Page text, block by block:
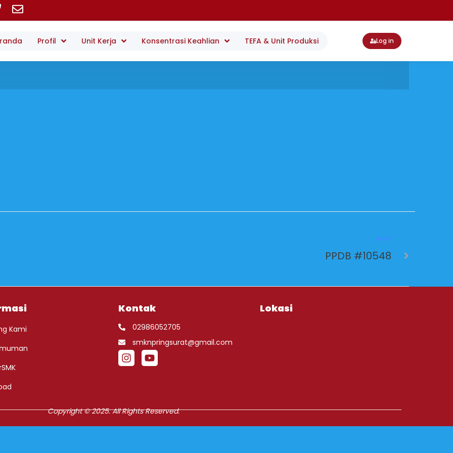
Profil Unit Kerja Konsentrasi Keahlian TEFA & Unit Produksi Log in
PPDB #10548
Kami
Kontak
02986052705
smknpringsurat@gmail.com
Lokasi
Copyright © 2025. All Rights Reserved.